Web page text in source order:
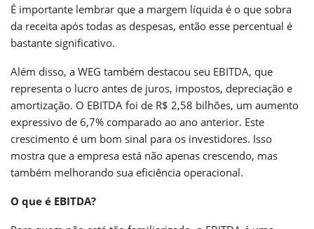
É importante lembrar que a margem líquida é o que sobra
da receita após todas as despesas, então esse percentual é
bastante significativo.
Além disso, a WEG também destacou seu EBITDA, que
representa o lucro antes de juros, impostos, depreciação e
amortização. O EBITDA foi de R$ 2,58 bilhões, um aumento
expressivo de 6,7% comparado ao ano anterior. Este
crescimento é um bom sinal para os investidores. Isso
mostra que a empresa está não apenas crescendo, mas
também melhorando sua eficiência operacional.
O que é EBITDA?